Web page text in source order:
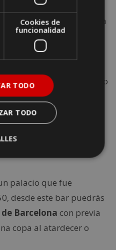
ofrece platos y bebidas a
. Hay que destacar el
que es un filete de vaca
y patatas fritas y
como los raviolis de rabo
de
palacio que fue
desde este bar puedrás
Barcelona con previa
copa al atardecer o
Cookies de
funcionalidad
TODO
TODO